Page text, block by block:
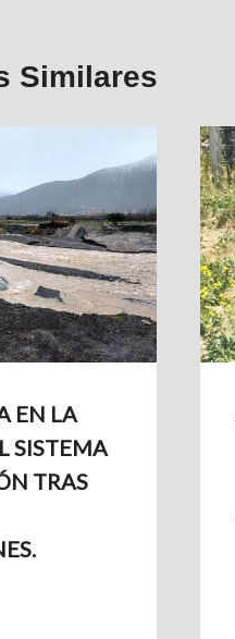
Similares
EN LA
SISTEMA
TRAS